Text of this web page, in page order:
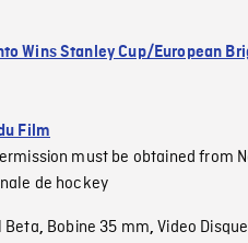
Wins Stanley Cup/European
Film
must be obtained from
de hockey
Beta, Bobine 35 mm,Video